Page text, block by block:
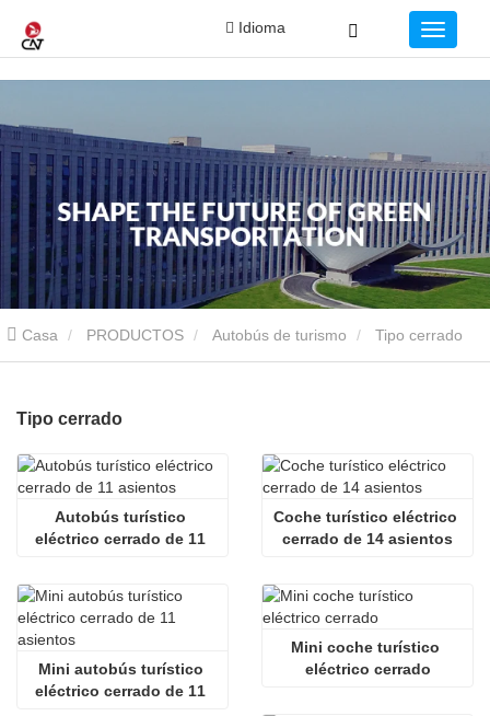
Idioma
Casa PRODUCTOS Autobús de turismo Tipo cerrado
Tipo cerrado
Autobús turístico
eléctrico cerrado de 11
Coche turístico eléctrico
cerrado de 14 asientos
Mini autobús turístico
eléctrico cerrado de 11
Mini coche turístico
eléctrico cerrado